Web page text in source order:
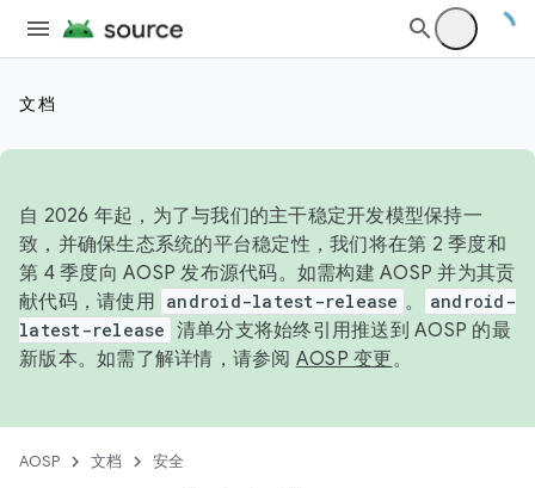
文档
自 2026 年起，为了与我们的主干稳定开发模型保持一
致，并确保生态系统的平台稳定性，我们将在第 2 季度和
第 4 季度向 AOSP 发布源代码。如需构建 AOSP 并为其贡
献代码，请使用 android-latest-release 。
android-
latest-release 清单分支将始终引用推送到 AOSP 的最
新版本。如需了解详情，请参阅 AOSP 变更。
AOSP 文档 安全